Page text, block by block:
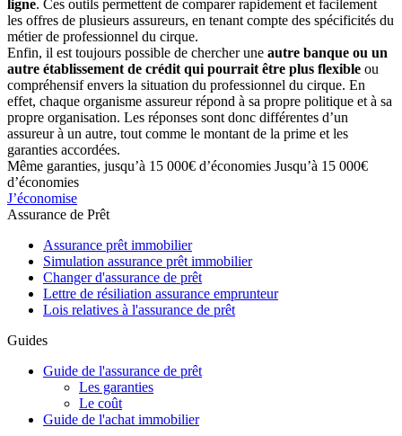
ligne. Ces outils permettent de comparer rapidement et facilement
les offres de plusieurs assureurs, en tenant compte des spécificités du
métier de professionnel du cirque.
Enfin, il est toujours possible de chercher une autre banque ou un
autre établissement de crédit qui pourrait être plus flexible ou
compréhensif envers la situation du professionnel du cirque. En
effet, chaque organisme assureur répond à sa propre politique et à sa
propre organisation. Les réponses sont donc différentes d’un
assureur à un autre, tout comme le montant de la prime et les
garanties accordées.
Même garanties, jusqu’à 15 000€ d’économies Jusqu’à 15 000€
d’économies
J’économise
Assurance de Prêt
Assurance prêt immobilier
Simulation assurance prêt immobilier
Changer d'assurance de prêt
Lettre de résiliation assurance emprunteur
Lois relatives à l'assurance de prêt
Guides
Guide de l'assurance de prêt
Les garanties
Le coût
Guide de l'achat immobilier